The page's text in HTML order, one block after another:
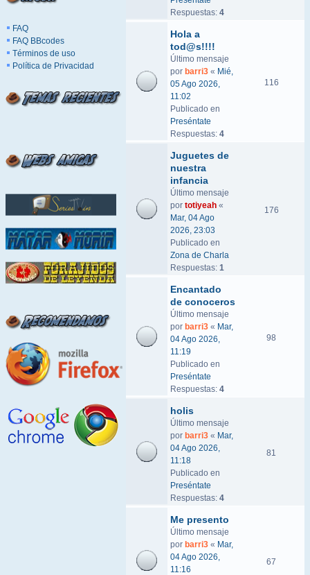
FAQ
FAQ BBcodes
Términos de uso
Política de Privacidad
Respuestas: 4
Hola a
tod@s!!!!
Último mensaje
por barri3 « Mié,
05 Ago 2026,
11:02
Publicado en
Preséntate
Respuestas: 4
116
Juguetes de
nuestra
infancia
Último mensaje
por totiyeah «
Mar, 04 Ago
2026, 23:03
Publicado en
Zona de Charla
Respuestas: 1
176
Encantado
de conoceros
Último mensaje
por barri3 « Mar,
04 Ago 2026,
11:19
Publicado en
Preséntate
Respuestas: 4
98
holis
Último mensaje
por barri3 « Mar,
04 Ago 2026,
11:18
Publicado en
Preséntate
Respuestas: 4
81
Me presento
Último mensaje
por barri3 « Mar,
04 Ago 2026,
11:16
67